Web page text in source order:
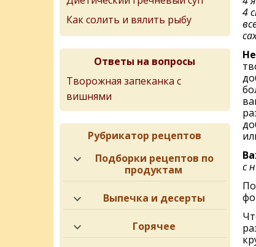
4
с
Как солить и вялить рыбу
Ответы на вопросы
Творожная запеканка с
вишнями
Рубрикатор рецептов
Подборки рецептов по
продуктам
Выпечка и десерты
Горячее